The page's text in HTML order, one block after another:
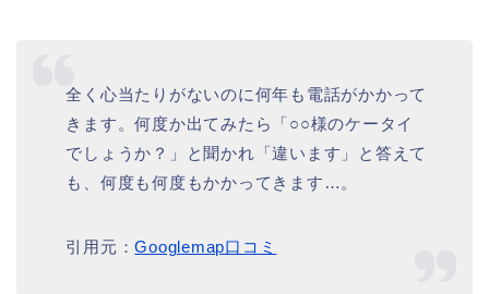
全く心当たりがないのに何年も電話がかかって
きます。何度か出てみたら「○○様のケータイ
でしょうか？」と聞かれ「違います」と答えて
も、何度も何度もかかってきます…。
引用元：Googlemap口コミ